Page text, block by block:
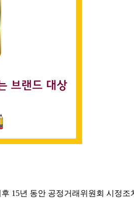
15년 동안 공정거래위원회 시정